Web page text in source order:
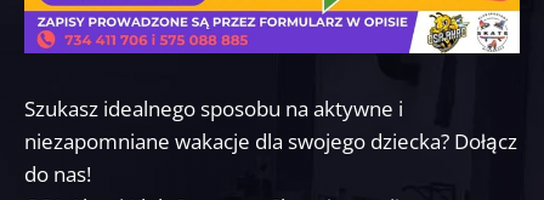
Szukasz idealnego sposobu na aktywne i
niezapomniane wakacje dla swojego dziecka? Dołącz
do nas!